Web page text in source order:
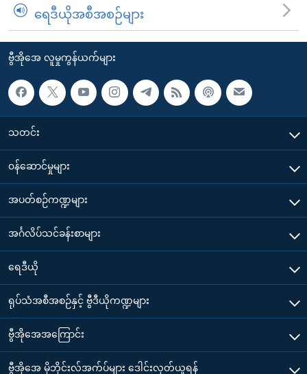
ရေဒီယိုအစီအစဉ်များ
ဗွီအိုအေ လူမှုကွန်ယက်များ
သတင်း
၀န်ဆောင်မှုများ
အပတ်စဉ်ကဏ္ဍများ
အင်္ဂလိပ်သင်ခန်းစာများ
ရေဒီယို
ရုပ်သံအစီအစဉ်နှင့် ဗွီဒီယိုကဏ္ဍများ
ဗွီအိုအေအကြောင်း
ဗွီအိုအေ မိုဘိုင်းလ်အက်ပ်များ ဒေါင်းလုတ်ယူရန်